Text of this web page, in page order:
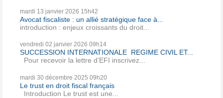
mardi 13 janvier 2026 15h42
Avocat fiscaliste : un allié stratégique face à...
introduction : enjeux croissants du droit...
vendredi 02 janvier 2026 09h14
SUCCESSION INTERNATIONALE REGIME CIVIL ET...
Pour recevoir la lettre d’EFI inscrivez...
mardi 30 décembre 2025 09h20
Le trust en droit fiscal français
Introduction Le trust est une...